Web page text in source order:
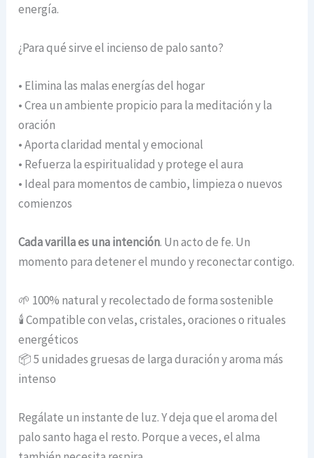
energía.
¿Para qué sirve el incienso de palo santo?
• Elimina las malas energías del hogar
• Crea un ambiente propicio para la meditación y la
oración
• Aporta claridad mental y emocional
• Refuerza la espiritualidad y protege el aura
• Ideal para momentos de cambio, limpieza o nuevos
comienzos
Cada varilla es una intención. Un acto de fe. Un
momento para detener el mundo y reconectar contigo.
🌱 100% natural y recolectado de forma sostenible
🕯️ Compatible con velas, cristales, oraciones o rituales
energéticos
📦 5 unidades gruesas de larga duración y aroma más
intenso
Regálate un instante de luz. Y deja que el aroma del
palo santo haga el resto. Porque a veces, el alma